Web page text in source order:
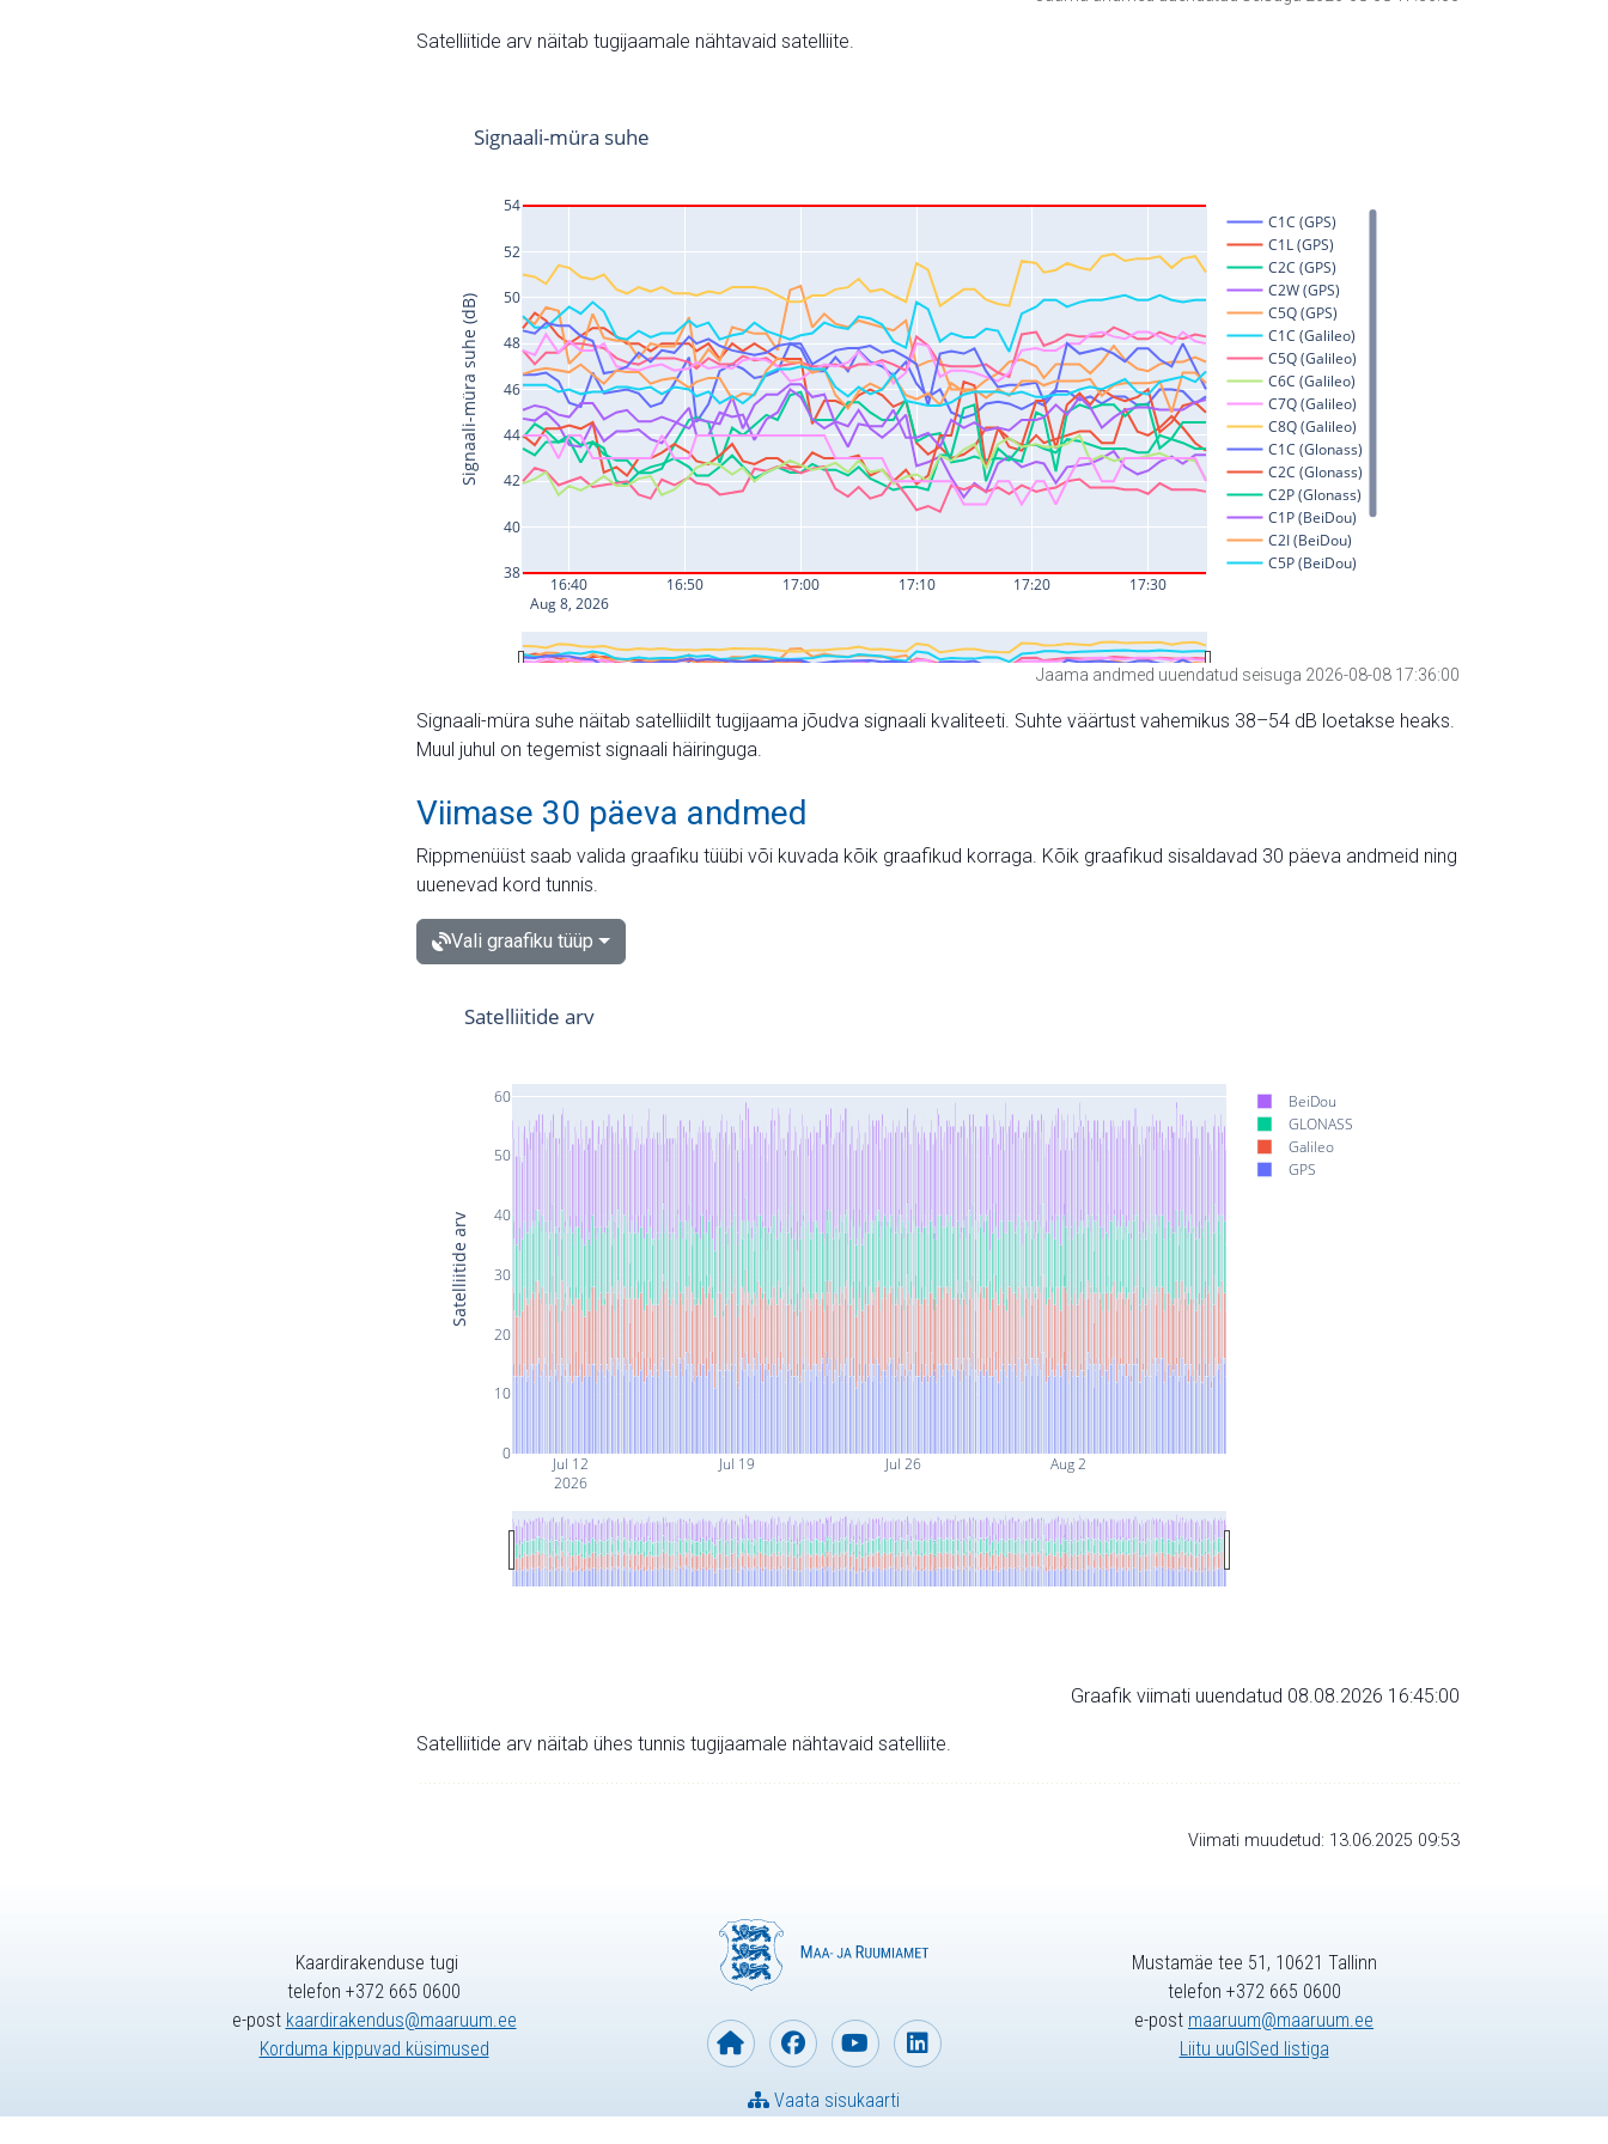
Satelliitide arv näitab tugijaamale nähtavaid satelliite.
Jaama andmed uuendatud seisuga 2026-08-08 17:36:00
Signaali-müra suhe näitab satelliidilt tugijaama jõudva signaali kvaliteeti. Suhte väärtust vahemikus 38–54 dB loetakse heaks.
Muul juhul on tegemist signaali häiringuga.
Viimase 30 päeva andmed
Rippmenüüst saab valida graafiku tüübi või kuvada kõik graafikud korraga. Kõik graafikud sisaldavad 30 päeva andmeid ning
uuenevad kord tunnis.
Vali graafiku tüüp
Jul 12
2026
Jul 19 Jul 26 Aug 2
0
10
20
30
40
50
60
BeiDou
GLONASS
Galileo
GPS
Satelliitide arv
Satelliitide arv
Graafik viimati uuendatud 08.08.2026 16:45:00
Satelliitide arv näitab ühes tunnis tugijaamale nähtavaid satelliite.
Viimati muudetud: 13.06.2025 09:53
Kaardirakenduse tugi
telefon +372 665 0600
e-post kaardirakendus@maaruum.ee
Korduma kippuvad küsimused
Vaata sisukaarti
Mustamäe tee 51, 10621 Tallinn
telefon +372 665 0600
e-post maaruum@maaruum.ee
Liitu uuGISed listiga